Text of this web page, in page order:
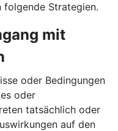
folgende Strategien.
mit
oder Bedingungen
oder
tatsächlich oder
auf den